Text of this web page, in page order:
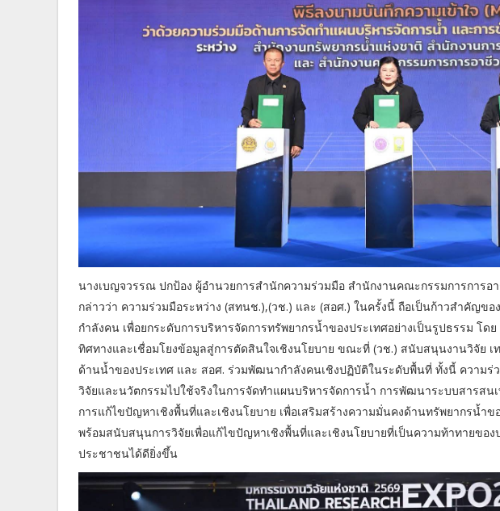
นางเบญจวรรณ ปกป้อง ผู้อำนวยการสำนักความร่วมมือ สำนักงานคณะกรรมการการอ
กล่าวว่า ความร่วมมือระหว่าง (สทนช.),(วช.) และ (สอศ.) ในครั้งนี้ ถือเป็นก้าวสำคัญข
กำลังคน เพื่อยกระดับการบริหารจัดการทรัพยากรน้ำของประเทศอย่างเป็นรูปธรรม โด
ทิศทางและเชื่อมโยงข้อมูลสู่การตัดสินใจเชิงนโยบาย ขณะที่ (วช.) สนับสนุนงานวิจัย
ด้านน้ำของประเทศ และ สอศ. ร่วมพัฒนากำลังคนเชิงปฏิบัติในระดับพื้นที่ ทั้งนี้ ความร่
วิจัยและนวัตกรรมไปใช้จริงในการจัดทำแผนบริหารจัดการน้ำ การพัฒนาระบบสารส
การแก้ไขปัญหาเชิงพื้นที่และเชิงนโยบาย เพื่อเสริมสร้างความมั่นคงด้านทรัพยากรน้ำ
พร้อมสนับสนุนการวิจัยเพื่อแก้ไขปัญหาเชิงพื้นที่และเชิงนโยบายที่เป็นความท้าทายของ
ประชาชนได้ดียิ่งขึ้น